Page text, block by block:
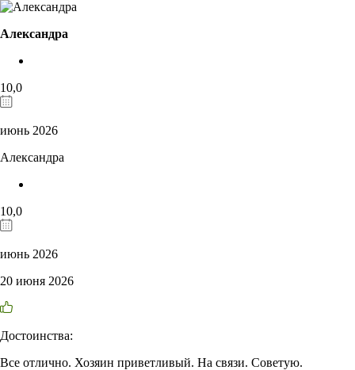
Александра
10,0
июнь 2026
Александра
10,0
июнь 2026
20 июня 2026
Достоинства:
Все отлично. Хозяин приветливый. На связи. Советую.